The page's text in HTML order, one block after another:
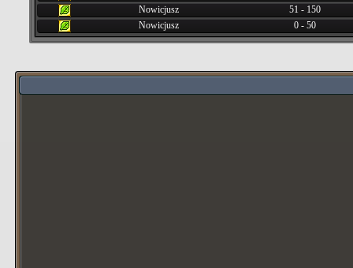
Nowicjusz
51 - 150
Nowicjusz
0 - 50